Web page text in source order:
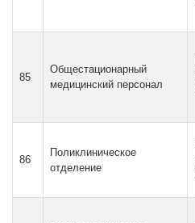
85
Общестационарный
медицинский персонал
86
Поликлиническое
отделение